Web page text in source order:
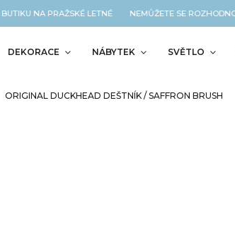
NA PRAŽSKÉ LETNÉ NEMŮŽETE SE
DEKORACE NÁBYTEK SVĚTLO
ORIGINAL DUCKHEAD DEŠTNÍK / SAFFRON BRUSH